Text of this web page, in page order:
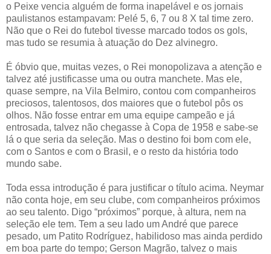
o Peixe vencia alguém de forma inapelável e os jornais
paulistanos estampavam: Pelé 5, 6, 7 ou 8 X tal time zero.
Não que o Rei do futebol tivesse marcado todos os gols,
mas tudo se resumia à atuação do Dez alvinegro.
É óbvio que, muitas vezes, o Rei monopolizava a atenção e
talvez até justificasse uma ou outra manchete. Mas ele,
quase sempre, na Vila Belmiro, contou com companheiros
preciosos, talentosos, dos maiores que o futebol pôs os
olhos. Não fosse entrar em uma equipe campeão e já
entrosada, talvez não chegasse à Copa de 1958 e sabe-se
lá o que seria da seleção. Mas o destino foi bom com ele,
com o Santos e com o Brasil, e o resto da história todo
mundo sabe.
Toda essa introdução é para justificar o título acima. Neymar
não conta hoje, em seu clube, com companheiros próximos
ao seu talento. Digo “próximos” porque, à altura, nem na
seleção ele tem. Tem a seu lado um André que parece
pesado, um Patito Rodríguez, habilidoso mas ainda perdido
em boa parte do tempo; Gerson Magrão, talvez o mais